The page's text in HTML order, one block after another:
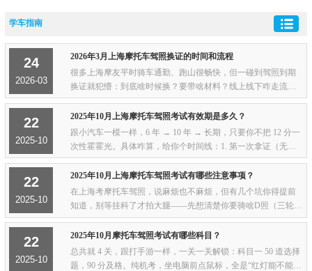
学车指南
24
2026-03
2026年3月上海摩托车驾照换证的时间和流程
很多上海摩友平时骑车通勤、跑山很畅快，但一碰到驾照到期
换证就犯懵：到底啥时候换？要带啥材料？线上线下咋走流
程？别慌，这篇纯干货攻略，把上海摩托车驾照换证的时间、
步骤、避坑点全说透，口语化好懂，照着办不...
22
2025-10
2025年10月上海摩托车驾照考试有效期是多久？
跟小汽车一模一样，6 年 → 10 年 → 长期，只要你不把 12 分一
次性霍霍光。具体咋算，给你个时间线：1. 第一次拿证（无论
D、E、F）： 有效期 6 年。从发证那天算，不是元旦也不是你
生日。2. 6 年里每个记分周期都没...
22
2025-10
2025年10月上海摩托车驾照考试有哪些注意事项？
在上海考摩托车驾照，说麻烦也不麻烦，但有几个坑你得提前
知道，别等挂科了才拍大腿——先想清楚你要骑啥D照（三轮）
最香，E照（两轮）也能骑轻便，F照只能开小电驴，别考完了
才发现想骑的排量和驾照对不上号。外地户...
22
2025-10
2025年10月摩托车驾照考试有哪些科目？
总共就 4 关，跟打手游一样，一关一关解锁：科目一 50 道选择
题，90 分及格。纯机考，坐电脑前点鼠标，全是“红灯能不能右